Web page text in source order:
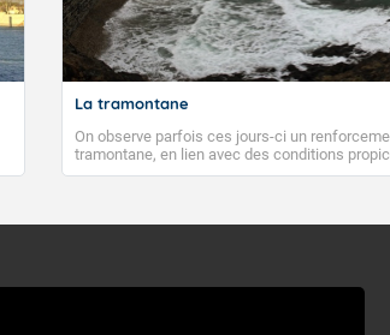
La tramontane
On observe parfois ces jours-ci un
tramontane, en lien avec des conditions
de forêt. Mais qu'est-ce que la tramontane ?
à nord-ouest, dans un secteur qui part du
monts, en allusion aux régions montagneuses